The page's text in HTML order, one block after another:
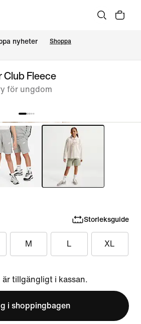
nyheter Shoppa
Fleece
för ungdom
Storleksguide
M L XL
Klarna
är tillgängligt i kassan.
i shoppingbagen